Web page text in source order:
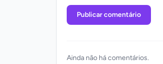
Publicar comentário
Ainda não há comentários.